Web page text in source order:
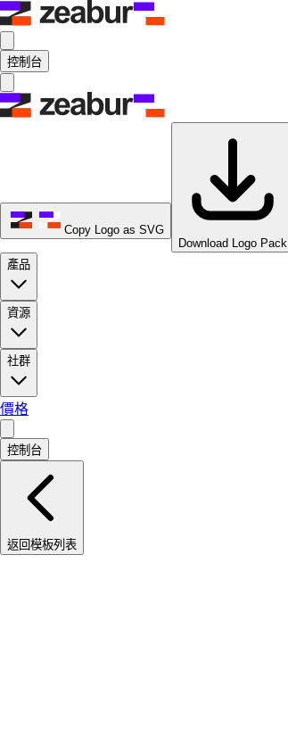
控制台
Copy Logo as SVG
Download Logo Pack
產品
資源
社群
價格
控制台
返回模板列表